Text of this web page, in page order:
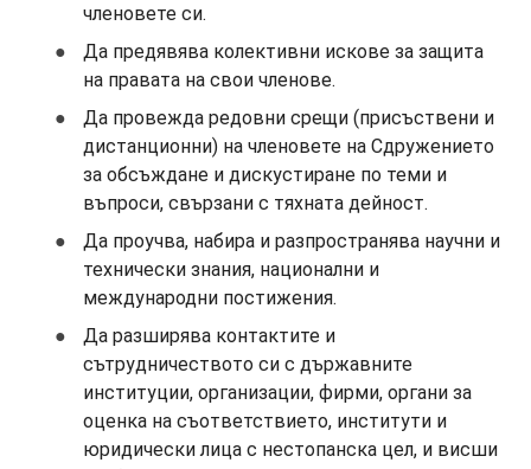
членовете си.
Да предявява колективни искове за защита
на правата на свои членове.
Да провежда редовни срещи (присъствени и
дистанционни) на членовете на Сдружението
за обсъждане и дискустиране по теми и
въпроси, свързани с тяхната дейност.
Да проучва, набира и разпространява научни и
технически знания, национални и
международни постижения.
Да разширява контактите и
сътрудничеството си с държавните
институции, организации, фирми, органи за
оценка на съответствието, институти и
юридически лица с нестопанска цел, и висши